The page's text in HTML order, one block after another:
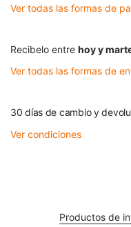
Ver todas las formas de
Recibelo entre hoy y
Ver todas las formas de
30 días de cambio y
Ver condiciones
Productos de